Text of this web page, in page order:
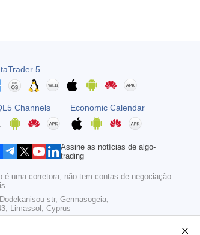
5
Channels Economic Calendar
Assine as notícias de algo-
trading
é uma corretora, não tem contas de negociação
str, Germasogeia,
Limassol, Cyprus